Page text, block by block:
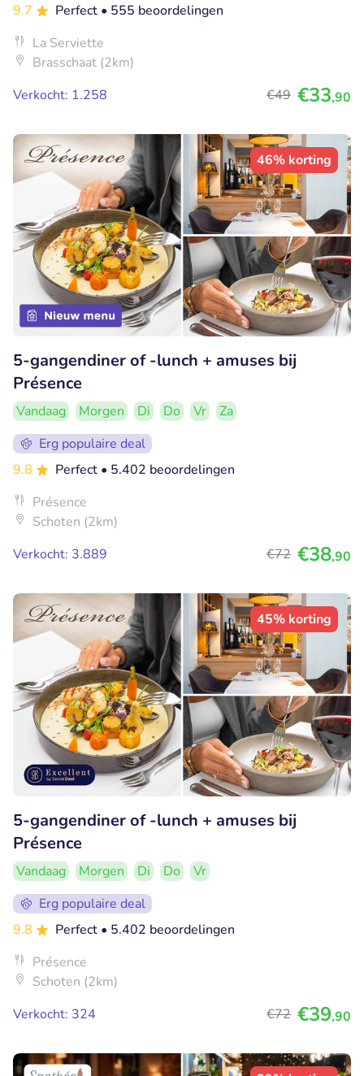
9.7
Perfect • 555 beoordelingen
La Serviette
Brasschaat (2km)
Verkocht: 1.258
€49 €33,90
46% korting
5-gangendiner of -lunch + amuses bij
Présence
Vandaag Morgen Di Do Vr
Za
Erg populaire deal
9.8
Perfect • 5.402 beoordelingen
Présence
Schoten (2km)
Verkocht: 3.889
€72 €38,90
45% korting
5-gangendiner of -lunch + amuses bij
Présence
Vandaag Morgen Di Do
Vr
Erg populaire deal
9.8
Perfect • 5.402 beoordelingen
Présence
Schoten (2km)
Verkocht: 324
€72 €39,90